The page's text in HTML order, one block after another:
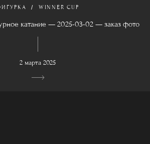
WINNER CUP
катание — 2025-03-02 — заказ фото
2 марта 2025